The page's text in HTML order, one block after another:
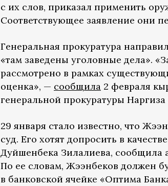
с их слов, приказал применить
Соответствующее заявление они
Генеральная прокуратура
«там заведены уголовные дела».
рассмотрено в рамках
оценка», — сообщила 2 февраля
генеральной прокуратуры Наргиза
29 января стало известно, что
суд. Его хотят допросить в
Дуйшенбека Зилалиева, сообщила
По ее словам, Жээнбеков должен
в банковской ячейке «Оптима